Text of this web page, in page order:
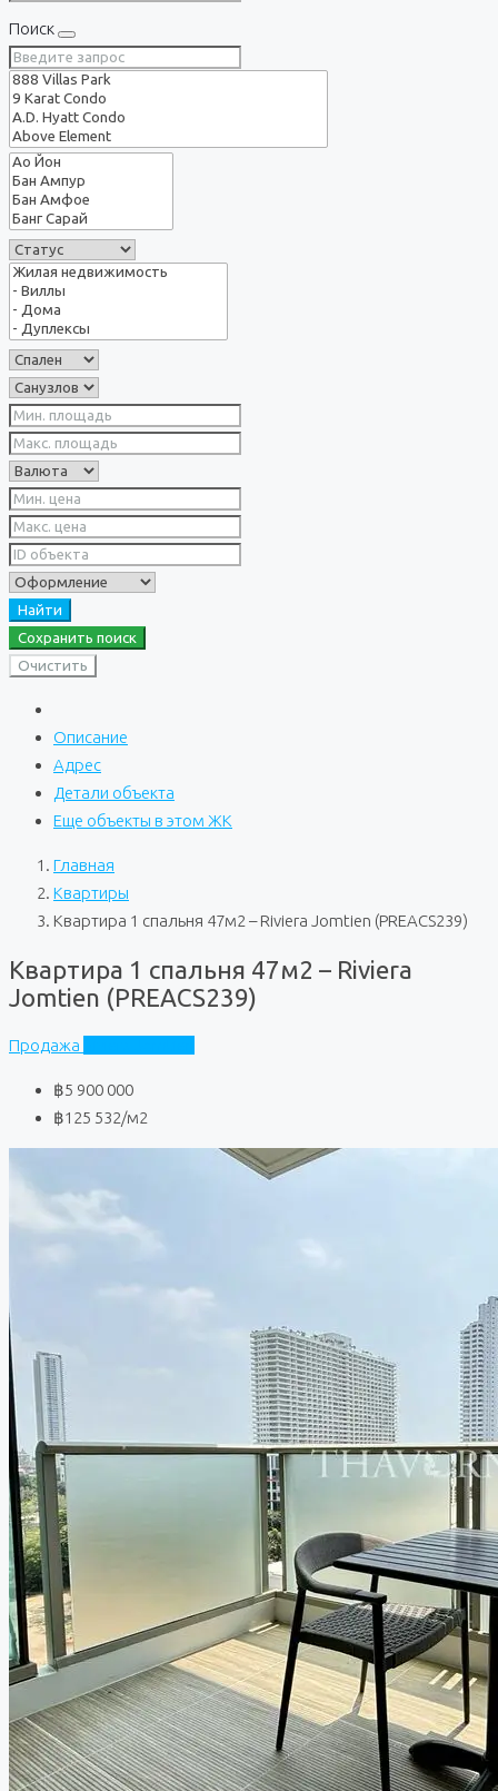
Поиск
Найти
Сохранить поиск
Очистить
Описание
Адрес
Детали объекта
Еще объекты в этом ЖК
Главная
Квартиры
Квартира 1 спальня 47м2 – Riviera Jomtien (PREACS239)
Квартира 1 спальня 47м2 – Riviera
Jomtien (PREACS239)
Продажа
฿5 900 000
฿125 532/м2